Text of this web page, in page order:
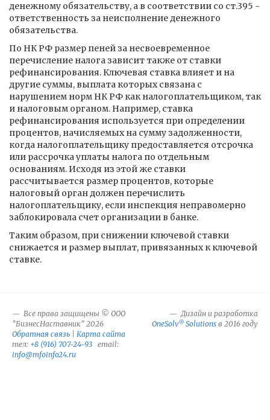
денежному обязательству, а в соответствии со ст.395 -
ответственность за неисполнение денежного
обязательства.
По НК РФ размер пеней за несвоевременное
перечисление налога зависит также от ставки
рефинансирования. Ключевая ставка влияет и на
другие суммы, выплата которых связана с
нарушением норм НК РФ как налогоплательщиком, так
и налоговым органом. Например, ставка
рефинансирования используется при определении
процентов, начисляемых на сумму задолженности,
когда налогоплательщику предоставляется отсрочка
или рассрочка уплаты налога по отдельным
основаниям. Исходя из этой же ставки
рассчитывается размер процентов, которые
налоговый орган должен перечислить
налогоплательщику, если инспекция неправомерно
заблокировала счет организации в банке.
Таким образом, при снижении ключевой ставки
снижается и размер выплат, привязанных к ключевой
ставке.
Все права защищены © ООО
"БизнесНаставник" 2026
Обратная связь
Карта сайта
тел: +8 (916) 707-24-93 email:
info@mfoinfo24.ru
Дизайн и разработка
OneSolv® Solutions в 2016 году